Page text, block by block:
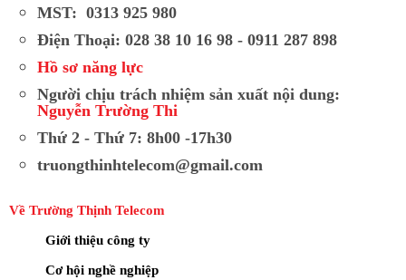
MST: 0313 925 980
Điện Thoại: 028 38 10 16 98 - 0911 287 898
Hồ sơ năng lực
Người chịu trách nhiệm sản xuất nội dung:
Nguyễn Trường Thi
Thứ 2 - Thứ 7: 8h00 -17h30
truongthinhtelecom@gmail.com
Về Trường Thịnh Telecom
Giới thiệu công ty
Cơ hội nghề nghiệp